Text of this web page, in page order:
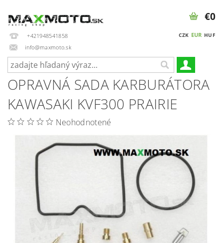
+421948541858
info@maxmoto.sk
CZK EUR HUF
€0
OPRAVNÁ SADA KARBURÁTORA
KAWASAKI KVF300 PRAIRIE
Neohodnotené